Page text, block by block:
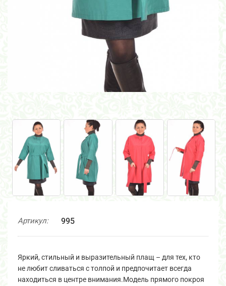
Артикул: 995
Яркий, стильный и выразительный плащ – для тех, кто
не любит сливаться с толпой и предпочитает всегда
находиться в центре внимания.Модель прямого покроя